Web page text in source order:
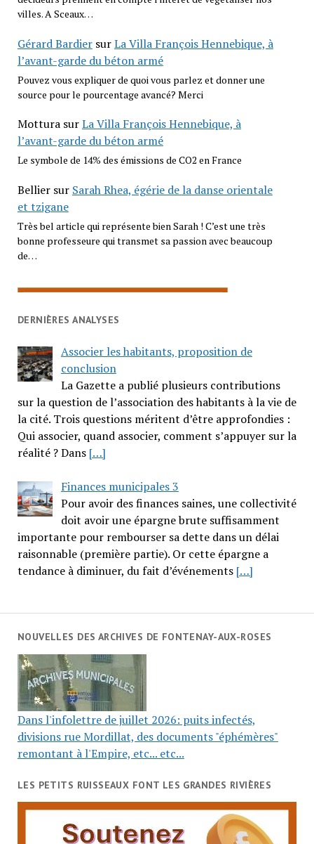
villes. A Sceaux…
Gérard BardiersurLa Villa François Hennebique, à
l’avant-garde du béton armé
Pouvez vous expliquer de quoi vous parlez et donner une
source pour le pourcentage avancé? Merci
MotturasurLa Villa François Hennebique, à
l’avant-garde du béton armé
Le symbole de 14% des émissions de CO2 en France
Belliersur Sarah Rhea, égérie de la danse orientale
et tzigane
Très bel article qui représente bien Sarah ! C’est une très
bonne professeure qui transmet sa passion avec beaucoup
de…
DERNIÈRES ANALYSES
Associer les habitants, proposition de
conclusion
La Gazette a publié plusieurs contributions
sur la question de l’association des habitants à la vie de
la cité. Trois questions méritent d’être approfondies :
Qui associer, quand associer, comment s’appuyer sur la
réalité ? Dans […]
Finances municipales 3
Pour avoir des finances saines, une collectivité
doit avoir une épargne brute suffisamment
importante pour rembourser sa dette dans un délai
raisonnable (première partie). Or cette épargne a
tendance à diminuer, du fait d’événements […]
NOUVELLES DES ARCHIVES DE FONTENAY-AUX-ROSES
Dans l'infolettre de juillet 2026: puits infectés,
divisions rue Mordillat, des documents "éphémères"
remontant à l'Empire, etc... etc...
LES PETITS RUISSEAUX FONT LES GRANDES RIVIÈRES